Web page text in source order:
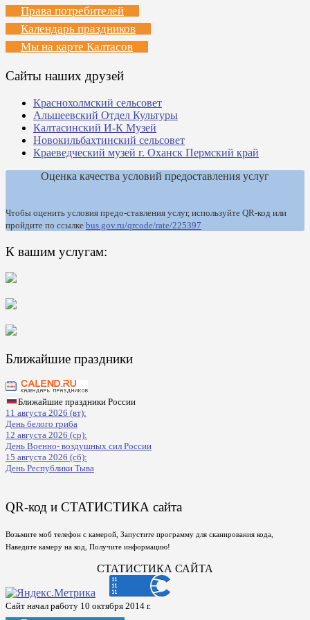
Права потребителей
Календарь праздников
Мы на карте Калтасов
Сайты наших друзей
Краснохолмский сельсовет
Альшеевский Отдел Культуры
Калтасинский И-К Музей
Новокильбахтинский сельсовет
Краеведческий музей г. Оханск Пермский край
Оценка качества условий предоставления услуг
Чтобы оценить условия предо-ставления услуг, используйте QR-код или
пройдите по ссылке bus.gov.ru/qrcode/rate/225397
К вашим услугам:
Ближайшие праздники
Ближайшие праздники России
11 августа 2026 (вт):
День белого гриба
12 августа 2026 (ср):
День Военно- воздушных сил России
15 августа 2026 (сб):
День Республики Тыва
QR-код и СТАТИСТИКА сайта
Возьмите моб телефон с камерой, Запустите программу для сканирования кода,
Наведите камеру на код, Получите информацию!
СТАТИСТИКА САЙТА
Сайт начал работу 10 октября 2014 г.